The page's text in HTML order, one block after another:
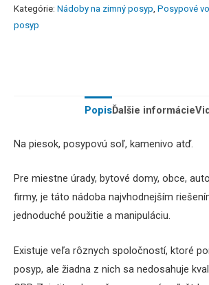
Kategórie: Nádoby na zimný posyp, Posypové
posyp
PopisĎalšie informácie
Na piesok, posypovú soľ, kamenivo atď.
Pre miestne úrady, bytové domy, obce,
firmy, je táto nádoba najvhodnejším
jednoduché použitie a manipuláciu.
Existuje veľa rôznych spoločností, ktoré
posyp, ale žiadna z nich sa nedosahuje